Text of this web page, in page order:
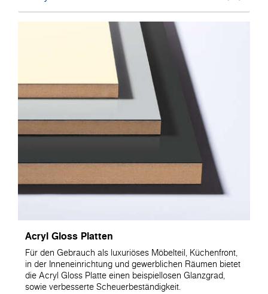
Acryl Gloss Platten
Für den Gebrauch als luxuriöses Möbelteil, Küchenfront,
in der Inneneinrichtung und gewerblichen Räumen bietet
die Acryl Gloss Platte einen beispiellosen Glanzgrad,
sowie verbesserte Scheuerbeständigkeit.